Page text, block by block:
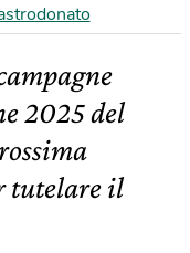
2025 del
tutelare il